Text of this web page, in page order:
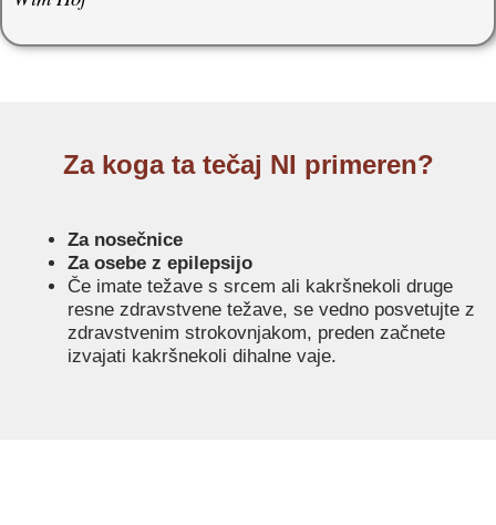
Za koga ta tečaj NI primeren?
Za nosečnice
Za osebe z epilepsijo
Če imate težave s srcem ali kakršnekoli druge
resne zdravstvene težave, se vedno posvetujte z
zdravstvenim strokovnjakom, preden začnete
izvajati kakršnekoli dihalne vaje.